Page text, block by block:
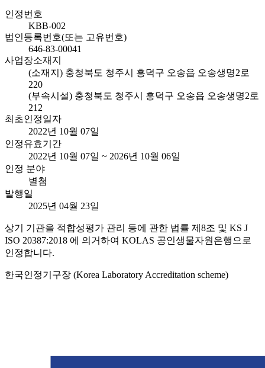
인정번호
KBB-002
법인등록번호(또는 고유번호)
646-83-00041
사업장소재지
(소재지) 충청북도 청주시 흥덕구 오송읍 오송생명2로
220
(부속시설) 충청북도 청주시 흥덕구 오송읍 오송생명2로
212
최초인정일자
2022년 10월 07일
인정유효기간
2022년 10월 07일 ~ 2026년 10월 06일
인정 분야
별첨
발행일
2025년 04월 23일
상기 기관을 적합성평가 관리 등에 관한 법률 제8조 및 KS J
ISO 20387:2018 에 의거하여 KOLAS 공인생물자원은행으로
인정합니다.
한국인정기구장 (Korea Laboratory Accreditation scheme)